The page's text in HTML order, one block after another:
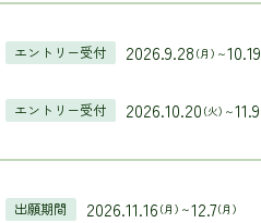
エントリー受付 2026.9.28 （月）～10.19
エントリー受付 2026.10.20 （火）～11.9
出願期間 2026.11.16 （月）～12.7（月）